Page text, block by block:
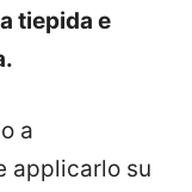
tiepida e
a
applicarlo su